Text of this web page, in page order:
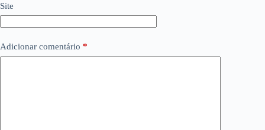
Site
Adicionar comentário *